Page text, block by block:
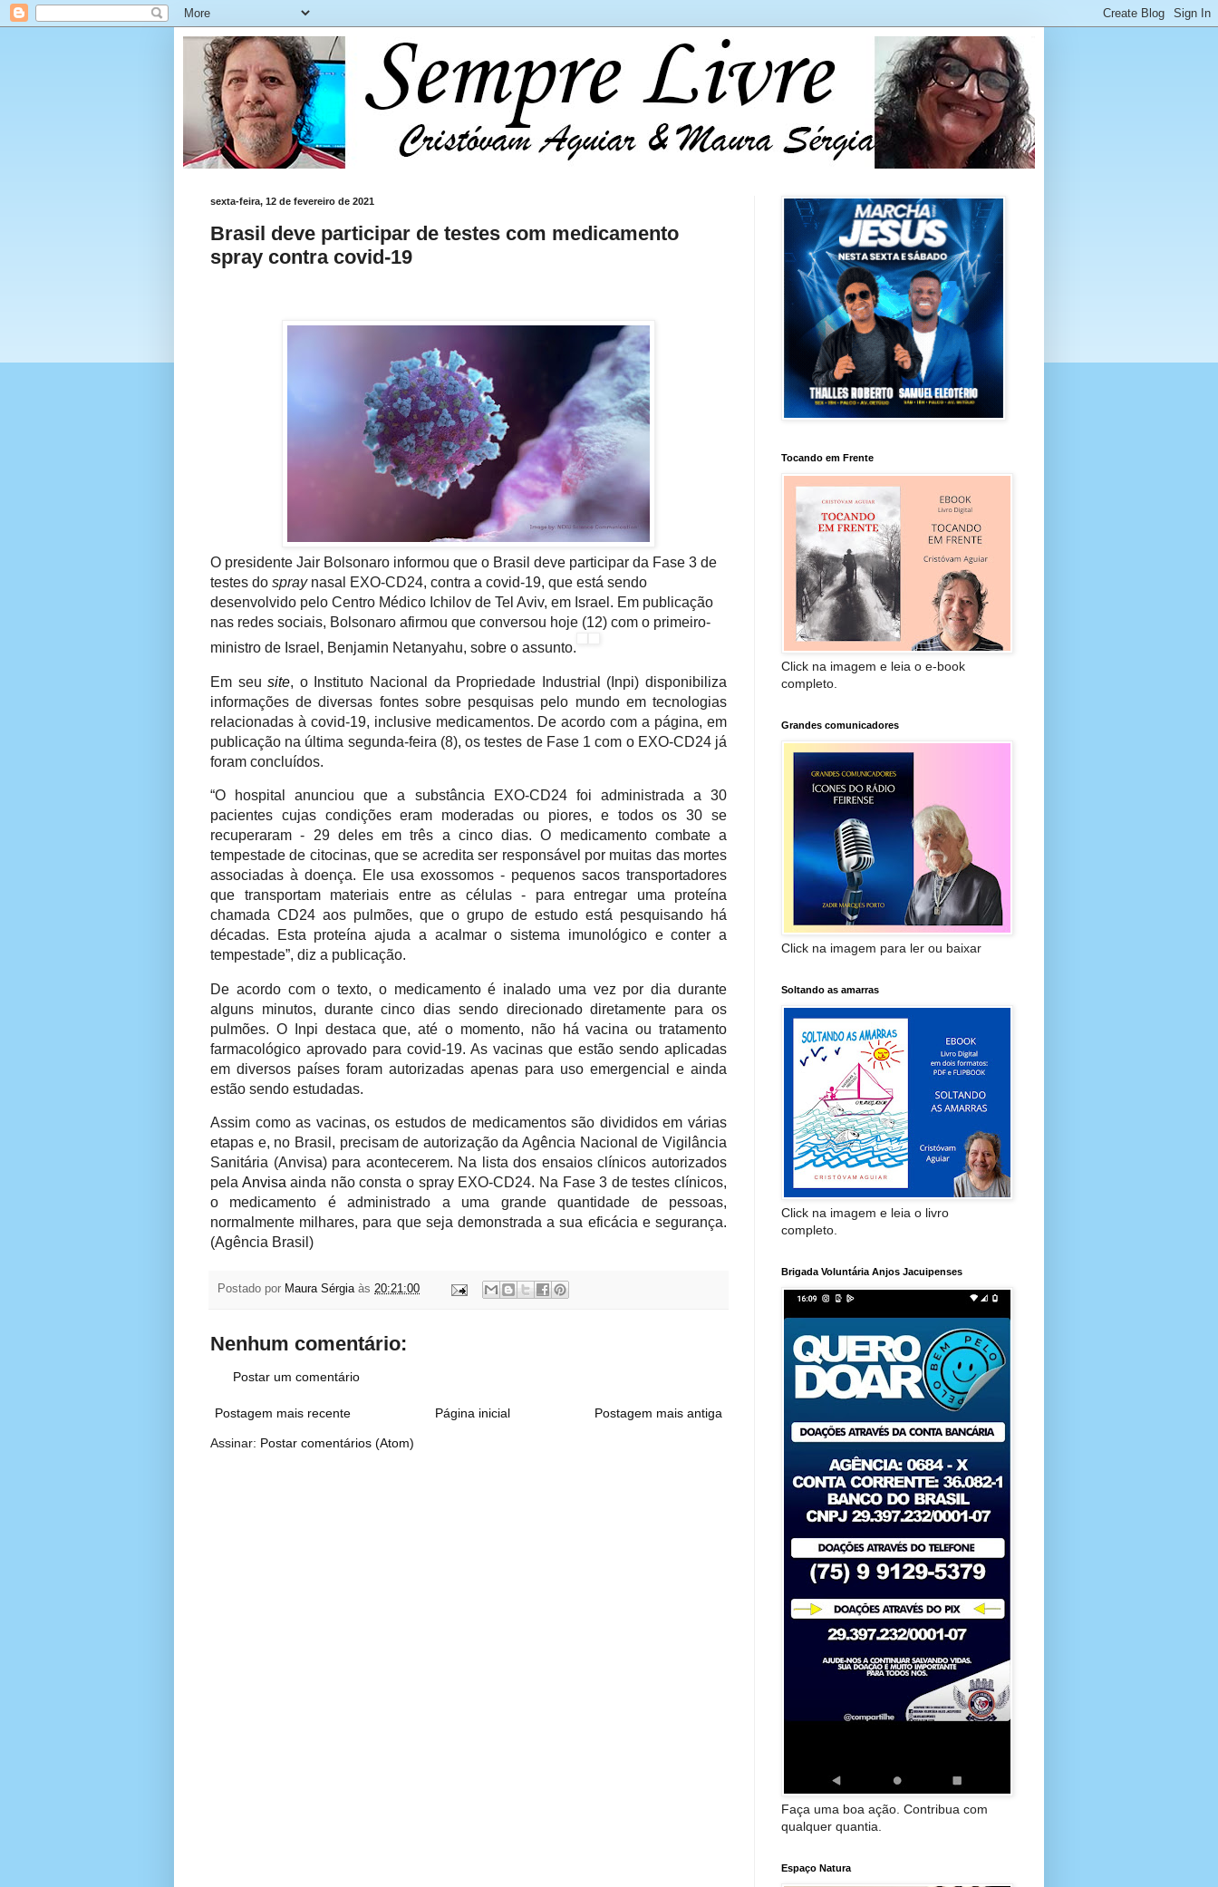
sexta-feira, 12 de fevereiro de 2021
Brasil deve participar de testes com medicamento
spray contra covid-19
O presidente Jair Bolsonaro informou que o Brasil deve participar da Fase 3 de
testes do spraynasal EXO-CD24, contra a covid-19, que está sendo
desenvolvido pelo Centro Médico Ichilov de Tel Aviv, em Israel. Em publicação
nas redes sociais, Bolsonaro afirmou que conversou hoje (12) com o primeiro-
ministro de Israel, Benjamin Netanyahu, sobre o assunto.
Em seu site, o Instituto Nacional da Propriedade Industrial (Inpi) disponibiliza
informações de diversas fontes sobre pesquisas pelo mundo em tecnologias
relacionadas à covid-19, inclusive medicamentos. De acordo com a página, em
publicação na última segunda-feira (8), os testes de Fase 1 com o EXO-CD24 já
foram concluídos.
“O hospital anunciou que a substância EXO-CD24 foi administrada a 30
pacientes cujas condições eram moderadas ou piores, e todos os 30 se
recuperaram - 29 deles em três a cinco dias. O medicamento combate a
tempestade de citocinas, que se acredita ser responsável por muitas das mortes
associadas à doença. Ele usa exossomos - pequenos sacos transportadores
que transportam materiais entre as células - para entregar uma proteína
chamada CD24 aos pulmões, que o grupo de estudo está pesquisando há
décadas. Esta proteína ajuda a acalmar o sistema imunológico e conter a
tempestade”, diz a publicação.
De acordo com o texto, o medicamento é inalado uma vez por dia durante
alguns minutos, durante cinco dias sendo direcionado diretamente para os
pulmões. O Inpi destaca que, até o momento, não há vacina ou tratamento
farmacológico aprovado para covid-19. As vacinas que estão sendo aplicadas
em diversos países foram autorizadas apenas para uso emergencial e ainda
estão sendo estudadas.
Assim como as vacinas, os estudos de medicamentos são divididos em várias
etapas e, no Brasil, precisam de autorização da Agência Nacional de Vigilância
Sanitária (Anvisa) para acontecerem. Na lista dos ensaios clínicos autorizados
pela Anvisa ainda não consta o spray EXO-CD24. Na Fase 3 de testes clínicos,
o medicamento é administrado a uma grande quantidade de pessoas,
normalmente milhares, para que seja demonstrada a sua eficácia e segurança.
(Agência Brasil)
Postado por Maura Sérgia às 20:21:00
Nenhum comentário:
Postar um comentário
Postagem mais recente Postagem mais antiga
Página inicial
Assinar: Postar comentários (Atom)
Tocando em Frente
Click na imagem e leia o e-book
completo.
Grandes comunicadores
Click na imagem para ler ou baixar
Soltando as amarras
Click na imagem e leia o livro
completo.
Brigada Voluntária Anjos Jacuipenses
Faça uma boa ação. Contribua com
qualquer quantia.
Espaço Natura